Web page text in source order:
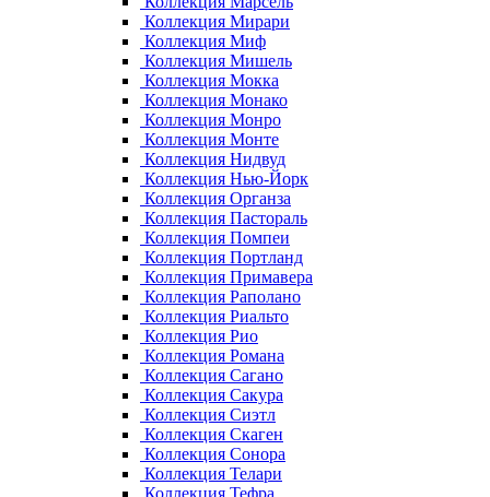
Коллекция Мирари
Коллекция Миф
Коллекция Мишель
Коллекция Мокка
Коллекция Монако
Коллекция Монро
Коллекция Монте
Коллекция Нидвуд
Коллекция Нью-Йорк
Коллекция Органза
Коллекция Пастораль
Коллекция Помпеи
Коллекция Портланд
Коллекция Примавера
Коллекция Раполано
Коллекция Риальто
Коллекция Рио
Коллекция Романа
Коллекция Сагано
Коллекция Сакура
Коллекция Сиэтл
Коллекция Скаген
Коллекция Сонора
Коллекция Телари
Коллекция Тефра